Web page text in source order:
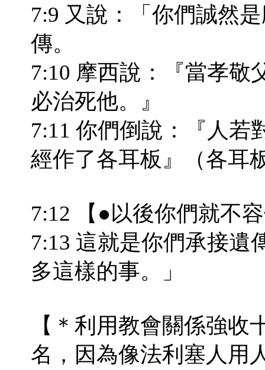
7:9 又說：「你們誠然
傳。
7:10 摩西說：『當孝敬
必治死他。』
7:11 你們倒說：『人若
經作了各耳板』（各耳
7:12 【●以後你們就不
7:13 這就是你們承接
多這樣的事。」
【＊利用教會關係強
名，因為像法利塞人